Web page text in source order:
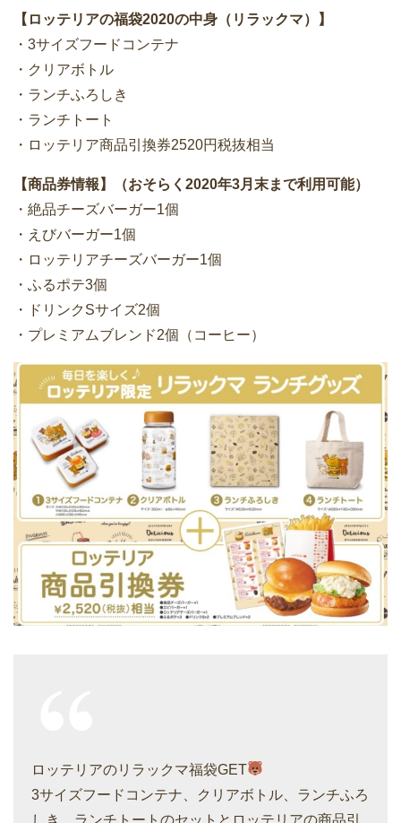
【ロッテリアの福袋2020の中身（リラックマ）】
・3サイズフードコンテナ
・クリアボトル
・ランチふろしき
・ランチトート
・ロッテリア商品引換券2520円税抜相当
【商品券情報】（おそらく2020年3月末まで利用可能）
・絶品チーズバーガー1個
・えびバーガー1個
・ロッテリアチーズバーガー1個
・ふるポテ3個
・ドリンクSサイズ2個
・プレミアムブレンド2個（コーヒー）
ロッテリアのリラックマ福袋GET
3サイズフードコンテナ、クリアボトル、ランチふろ
しき、ランチトートのセットとロッテリアの商品引